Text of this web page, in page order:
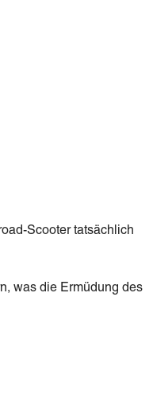
Scooter tatsächlich
was die Ermüdung des